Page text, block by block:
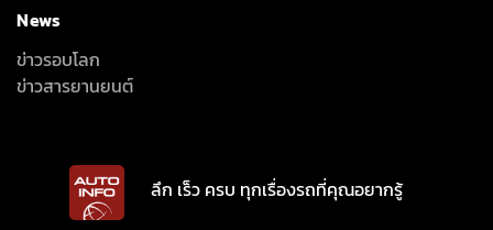
News
ข่าวรอบโลก
ข่าวสารยานยนต์
ลึก เร็ว ครบ ทุกเรื่องรถที่คุณอยากรู้